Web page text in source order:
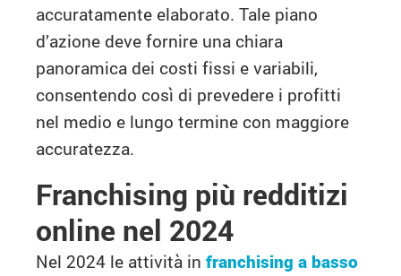
accuratamente elaborato. Tale piano
d’azione deve fornire una chiara
panoramica dei costi fissi e variabili,
consentendo così di prevedere i profitti
nel medio e lungo termine con maggiore
accuratezza.
Franchising più redditizi
online nel 2024
Nel 2024 le attività in franchising a basso